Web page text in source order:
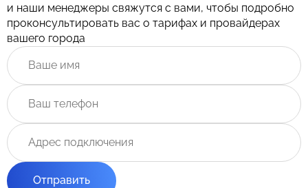
и наши менеджеры свяжутся с вами, чтобы подробно
проконсультировать вас о тарифах и провайдерах
вашего города
Отправить